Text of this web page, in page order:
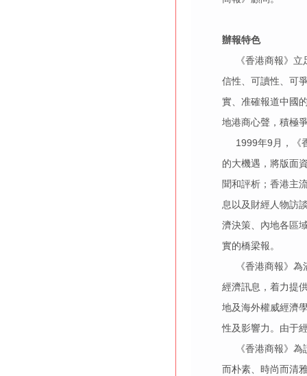
辦報特色
《香港商報》立
信性、可讀性、可
實、准確報道中國
地港商心聲，積極
1999年9月，《
的大機遇，將版面
聞和評析；香港主
息以及財經人物訪
濟決策、內地各區
實的橋梁報。
《香港商報》為
經濟訊息，着力提
地及海外權威經濟
性及影響力。由于
《香港商報》為
而朴素、時尚而清